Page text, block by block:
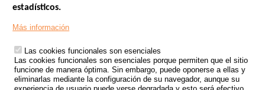
Footer
TRATAMIENTO DE DATOS PERSONALES PROCEDENTES DE
ACCIDENTES DE TRÁFICO
ESTUDIOS
estadísticos.
Más información
Las cookies funcionales son esenciales
Las cookies funcionales son esenciales porque permiten que el sitio
funcione de manera óptima. Sin embargo, puede oponerse a ellas y
eliminarlas mediante la configuración de su navegador, aunque su